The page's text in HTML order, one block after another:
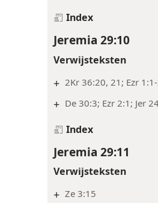
Index
Jeremia 29:10
Verwijsteksten
+ 2Kr 36:20, 21; Ezr
+ De 30:3; Ezr 2:1; Jer
Index
Jeremia 29:11
Verwijsteksten
+ Ze 3:15